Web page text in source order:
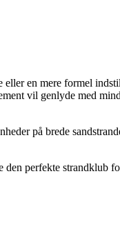
en mere formel
vil genlyde med
på brede
perfekte strandklub